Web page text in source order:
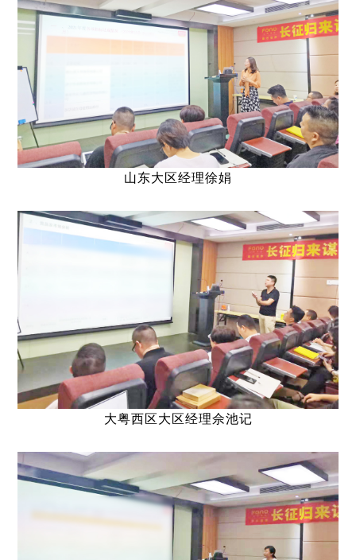
山东大区经理徐娟
大粤西区大区经理佘池记